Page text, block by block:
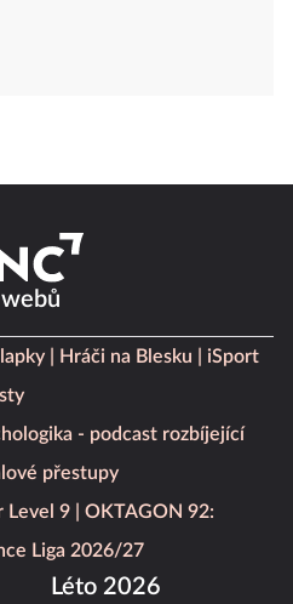
Hráči na Blesku
iSport
- podcast rozbíjející
přestupy
Level 9
OKTAGON 92:
Liga 2026/27
Léto 2026